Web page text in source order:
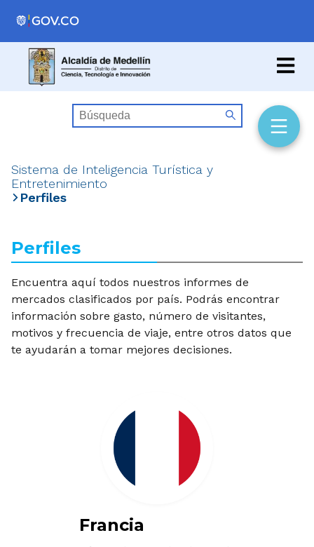
Sistema de Inteligencia Turística y
Entretenimiento
Perfiles
Perfiles
Encuentra aquí todos nuestros informes de
mercados clasificados por país. Podrás encontrar
información sobre gasto, número de visitantes,
motivos y frecuencia de viaje, entre otros datos que
te ayudarán a tomar mejores decisiones.
Francia